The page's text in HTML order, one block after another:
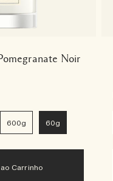
Noir
600g 60g
ao Carrinho